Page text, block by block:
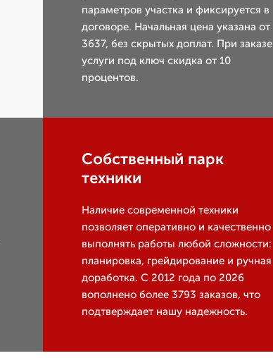
параметров участка и фиксируется в
договоре. Начальная цена указана от
3637, без скрытых доплат. При заказе
услуги под ключ скидка от 10
процентов.
Собственный парк
техники
Наличие современной техники
позволяет оперативно и качественно
выполнять работы любой сложности:
планировка, грейдирование и ручная
доработка. С 2012 года по 2026
вополнено более 3793 заказов, что
подтверждает нашу надежность.